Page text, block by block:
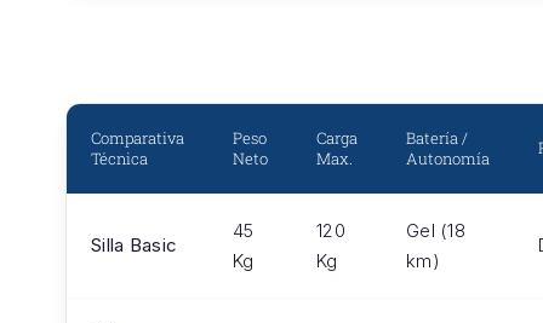
Comparativa
Técnica
Peso
Neto
Carga
Max.
Batería /
Autonomía
Silla Basic
45
Kg
120
Kg
Gel (18
km)